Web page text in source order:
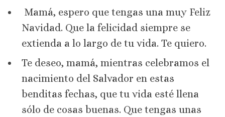
Mamá, espero que tengas una muy Feliz
Navidad. Que la felicidad siempre se
extienda a lo largo de tu vida. Te quiero.
Te deseo, mamá, mientras celebramos el
nacimiento del Salvador en estas
benditas fechas, que tu vida esté llena
sólo de cosas buenas. Que tengas unas